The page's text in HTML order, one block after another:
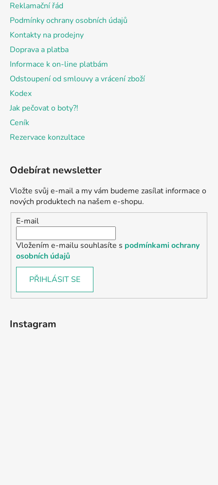
Reklamační řád
Podmínky ochrany osobních údajů
Kontakty na prodejny
Doprava a platba
Informace k on-line platbám
Odstoupení od smlouvy a vrácení zboží
Kodex
Jak pečovat o boty?!
Ceník
Rezervace konzultace
Odebírat newsletter
Vložte svůj e-mail a my vám budeme zasílat informace o
nových produktech na našem e-shopu.
E-mail
Vložením e-mailu souhlasíte s podmínkami ochrany
osobních údajů
PŘIHLÁSIT SE
Instagram